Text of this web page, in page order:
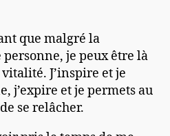
que malgré la
je peux être là
J’inspire et je
j’expire et je permets au
se relâcher.